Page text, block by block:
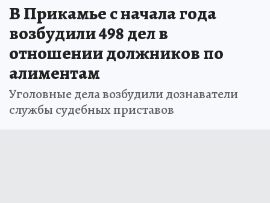
В Прикамье с начала года
возбудили 498 дел в
отношении должников по
алиментам
Уголовные дела возбудили дознаватели
службы судебных приставов